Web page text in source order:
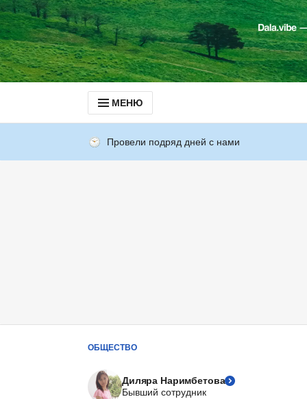
МЕНЮ
Провели подряд дней с нами
ОБЩЕСТВО
Диляра Наримбетова
Бывший сотрудник